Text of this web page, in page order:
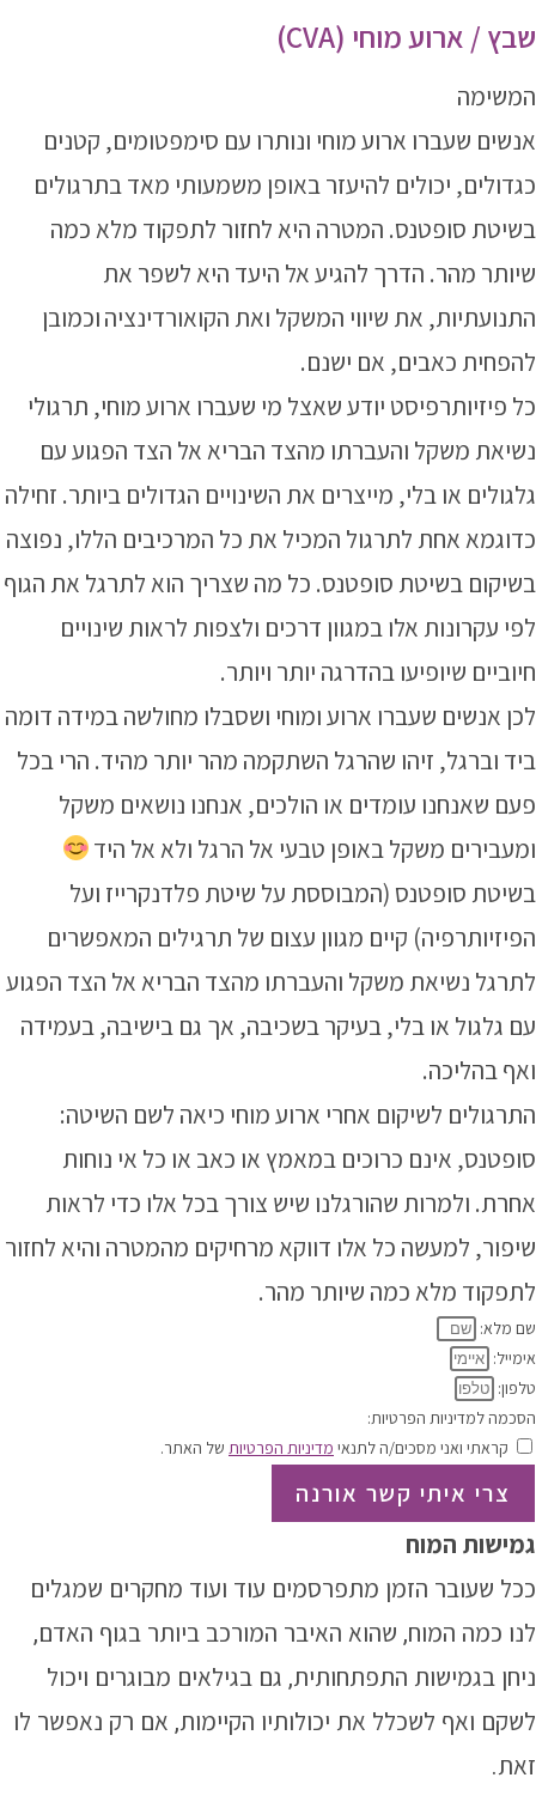
שבץ / ארוע מוחי (CVA)
המשימה
אנשים שעברו ארוע מוחי ונותרו עם סימפטומים, קטנים
כגדולים, יכולים להיעזר באופן משמעותי מאד בתרגולים
בשיטת סופטנס. המטרה היא לחזור לתפקוד מלא כמה
שיותר מהר. הדרך להגיע אל היעד היא לשפר את
התנועתיות, את שיווי המשקל ואת הקואורדינציהוכמובן
להפחית כאבים, אם ישנם.
כל פיזיותרפיסט יודע שאצל מי שעברו ארוע מוחי, תרגולי
נשיאת משקל והעברתו מהצד הבריא אל הצד הפגוע עם
גלגולים או בלי, מייצרים את השינויים הגדולים ביותר. זחילה
כדוגמא אחת לתרגול המכיל את כל המרכיבים הללו, נפוצה
בשיקום בשיטת סופטנס. כל מה שצריך הוא לתרגל את הגוף
לפי עקרונות אלו במגוון דרכים ולצפות לראות שינויים
חיוביים שיופיעו בהדרגה יותר ויותר.
לכן אנשים שעברו ארוע ומוחי ושסבלו מחולשה במידה דומה
ביד וברגל, זיהו שהרגל השתקמה מהר יותר מהיד. הרי בכל
פעם שאנחנו עומדים או הולכים, אנחנו נושאים משקל
ומעבירים משקל באופן טבעי אל הרגל ולא אל היד
בשיטת סופטנס (המבוססת על שיטת פלדנקרייז ועל
הפיזיותרפיה) קיים מגוון עצום של תרגילים המאפשרים
לתרגל נשיאת משקל והעברתו מהצד הבריא אל הצד הפגוע
עם גלגול או בלי, בעיקר בשכיבה, אך גם בישיבה, בעמידה
ואף בהליכה.
התרגולים לשיקום אחרי ארוע מוחי כיאה לשם השיטה:
סופטנס, אינם כרוכים במאמץ או כאב או כל אי נוחות
אחרת. ולמרות שהורגלנו שיש צורך בכל אלו כדי לראות
שיפור, למעשה כל אלו דווקא מרחיקים מהמטרה והיא לחזור
לתפקוד מלא כמה שיותר מהר.
שם מלא:
אימייל:
טלפון:
הסכמה למדיניות הפרטיות:
קראתי ואני מסכים/ה לתנאי מדיניות הפרטיות של האתר.
צרי איתי קשר אורנה
גמישות המוח
ככל שעובר הזמן מתפרסמים עוד ועוד מחקרים שמגלים
לנו כמה המוח, שהוא האיבר המורכב ביותר בגוף האדם,
ניחן בגמישות התפתחותית, גם בגילאים מבוגרים ויכול
לשקם ואף לשכלל את יכולותיו הקיימות, אם רק נאפשר לו
זאת.